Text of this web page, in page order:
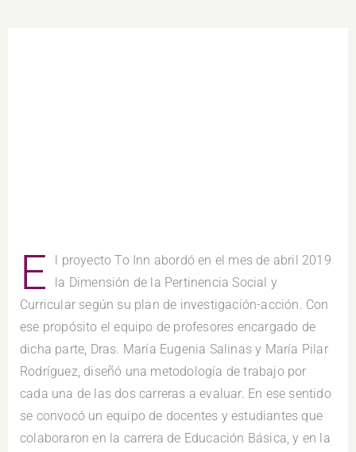
E
l proyecto To Inn abordó en el mes de abril 2019
la Dimensión de la Pertinencia Social y
Curricular según su plan de investigación-acción. Con
ese propósito el equipo de profesores encargado de
dicha parte, Dras. María Eugenia Salinas y María Pilar
Rodríguez, diseñó una metodología de trabajo por
cada una de las dos carreras a evaluar. En ese sentido
se convocó un equipo de docentes y estudiantes que
colaboraron en la carrera de Educación Básica, y en la